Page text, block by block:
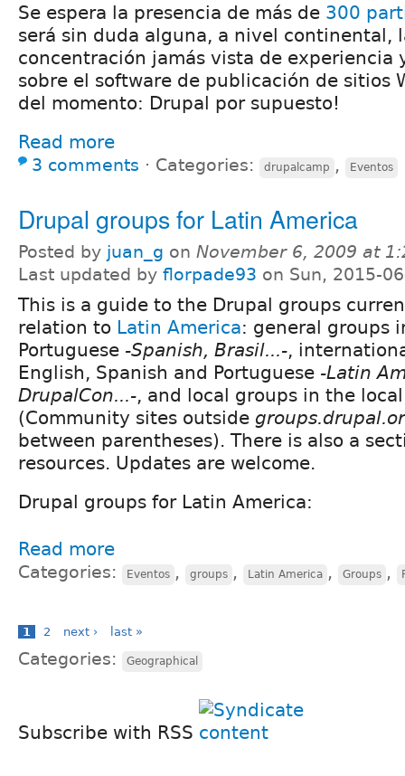
Se espera la presencia de más de 300
será sin duda alguna, a nivel continental,
concentración jamás vista de experiencia
sobre el software de publicación de sitios
del momento: Drupal por supuesto!
Read more
3 comments ⋅ Categories: drupalcamp , Eventos
Drupal groups for Latin America
Posted by juan_g on November 6, 2009 at
Last updated by florpade93 on Sun, 2015-
This is a guide to the Drupal groups
relation to Latin America: general groups
Portuguese -Spanish, Brasil...-,
English, Spanish and Portuguese -Latin
DrupalCon...-, and local groups in the
(Community sites outside
between parentheses). There is also a
resources. Updates are welcome.
Drupal groups for Latin America:
Read more
Categories: Eventos , groups , Latin America , Groups ,
1 2 next › last »
Categories: Geographical
Subscribe with RSS